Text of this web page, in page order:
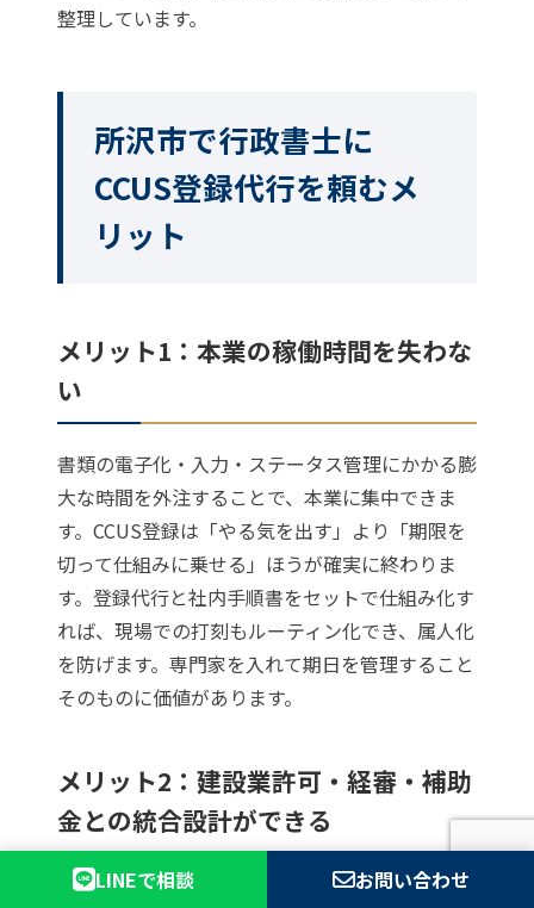
整理しています。
所沢市で行政書士に
CCUS登録代行を頼むメ
リット
メリット1：本業の稼働時間を失わな
い
書類の電子化・入力・ステータス管理にかかる膨
大な時間を外注することで、本業に集中できま
す。CCUS登録は「やる気を出す」より「期限を
切って仕組みに乗せる」ほうが確実に終わりま
す。登録代行と社内手順書をセットで仕組み化す
れば、現場での打刻もルーティン化でき、属人化
を防げます。専門家を入れて期日を管理すること
そのものに価値があります。
メリット2：建設業許可・経審・補助
金との統合設計ができる
行政書士は建設業許可・経審・補助金申請を独占
LINEで相談 お問い合わせ